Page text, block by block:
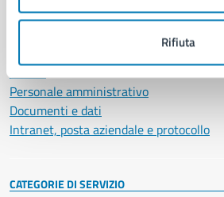
Rifiuta
Municipalità
Politici
Personale amministrativo
Documenti e dati
Intranet, posta aziendale e protocollo
CATEGORIE DI SERVIZIO